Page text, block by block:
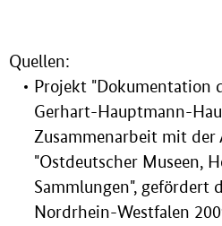
Quellen:
Projekt "Dokumentation
Gerhart-Hauptmann-
Zusammenarbeit mit der
"Ostdeutscher Museen,
Sammlungen", gefördert
Nordrhein-Westfalen